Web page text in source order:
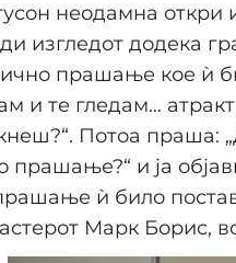
неодамна откри
изгледот додека
прашање кое ѝ
и те гледам…
Потоа праша:
прашање?“ и ја
ѝ било
Марк Борис,